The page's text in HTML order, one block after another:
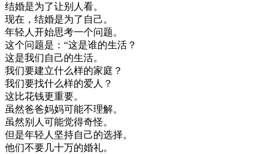
结婚是为了让别人看。
现在 ， 结婚是为了 自己。
年轻人开始思考一个问题。
这个问题是 ： “这是谁的生活 ？
这是我们自己的生活。
我们要建立什么样的家庭 ？
我们要找什么样的爱人 ？
这比花钱更重要。
虽然爸爸妈妈可能不理解。
虽然别人可能觉得奇怪。
但是年轻人坚持自己的选择。
他们不要几十万的婚礼。